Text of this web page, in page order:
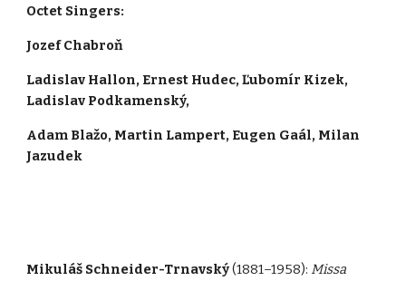
Octet Singers:
Jozef Chabroň
Ladislav Hallon, Ernest Hudec, Ľubomír Kizek,
Ladislav Podkamenský,
Adam Blažo, Martin Lampert, Eugen Gaál, Milan
Jazudek
Mikuláš Schneider-Trnavský(1881–1958):Missa